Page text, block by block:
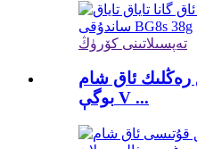
تەپسىلاتىنى كۆرۈڭ
رەڭلىك ئاق شام
بوگې V ...